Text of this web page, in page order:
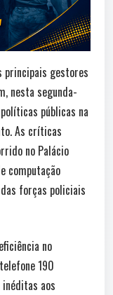
principais gestores
nesta segunda-
públicas na
As críticas
no Palácio
computação
forças policiais
no
190
aos